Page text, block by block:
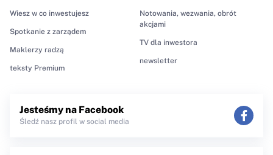
Wiesz w co inwestujesz
Spotkanie z zarządem
Maklerzy radzą
teksty Premium
Notowania, wezwania, obrót
akcjami
TV dla inwestora
newsletter
Jesteśmy na Facebook
Śledź nasz profil w social media